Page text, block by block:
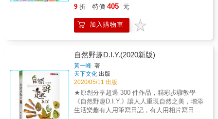
行縮短了人際之間的距離，卻也製造了更多軍
備競爭！ 海運一個月才能抵達的貨物，空運一
個小時就送到了； 噴射戰鬥機的機翼設計靈感
來自於遊隼高速俯衝時收折的翅膀； 跳傘與滑
翔是一種無動力飛行，其原理取材於飛狐猴及
飛鼠&hellip;&hellip; 本書透過活靈活現的精美
插畫與生動趣味的文字敘述， 帶領我們感受生
物躍入天空的偉大與喜悅。 獻給每一位讓想像
高飛的讀者！ &
感染Covid-19），就會確信嗅覺在我們生命中
書，比爾．S．漢森告訴我們「嗅覺」的重要性
與厲害超乎你我的想像── ● 鮭魚能夠辨識與出
生的溪流完全吻合的氣味分子，藉此找到回家
腐屍的氣味與外型 ● 只有幾毫米大的蠹蟲透過
氣味交流，組織摧毀了上百萬立方公尺的巨木
森林 ● 塑膠廢棄物在水中釋放的二甲硫醚分
子，對海鳥、海豹、鯨魚與海龜來說是食物的
氣味&hellip;&hellip; 是時候好好認識我們和其
他物種的「鼻子」了。打開這本奇幻的嗅覺之
書，一起來一場大開「鼻」界之旅吧！ &
個生命歷程的故事。 -------------------------------------
綠頭蒼蠅平均壽命一兩週，老鼠一年，亞洲象
五十歲，人類八十。 樹木成長要很久，到了老
死都無法成立。 本書是一個八十二歲的生物學
家用自己的生命和最熱愛的跑步，書寫老化這
個大自然的定律。他是見證者，也是實驗者和
觀察者；對象則是整個自然界，以及他自己的
身體。他細細描繪各種動植物的生老衰變和生
命百態；體驗自己從年輕到垂垂老矣，從追逐
跑第一到用跑步感受活著的一呼一吸。 這也是
一本生命之書，探究跑步、身體老化、運動與
9 折 特價 405 元
加入購物車
自然野趣D.I.Y.(2020新版)
黃一峰 著
天下文化 出版
2020/05/11 出版
★原創分享超過 300 件作品，精彩步驟教學
《自然野趣D.I.Y.》讓人人重現自然之美，增添
生活樂趣有人用筆寫日記，有人用相片寫日